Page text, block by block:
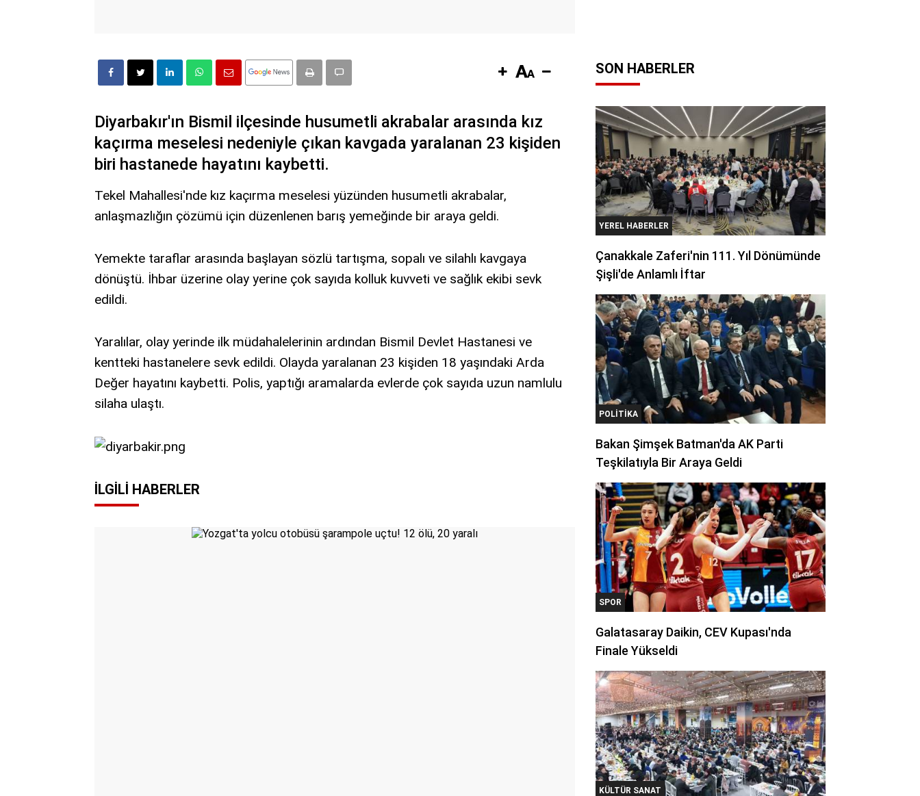
Diyarbakır'ın Bismil ilçesinde husumetli akrabalar arasında kız
kaçırma meselesi nedeniyle çıkan kavgada yaralanan 23 kişiden
biri hastanede hayatını kaybetti.
Tekel Mahallesi'nde kız kaçırma meselesi yüzünden husumetli akrabalar,
anlaşmazlığın çözümü için düzenlenen barış yemeğinde bir araya geldi.
Yemekte taraflar arasında başlayan sözlü tartışma, sopalı ve silahlı kavgaya
dönüştü. İhbar üzerine olay yerine çok sayıda kolluk kuvveti ve sağlık ekibi sevk
edildi.
Yaralılar, olay yerinde ilk müdahalelerinin ardından Bismil Devlet Hastanesi ve
kentteki hastanelere sevk edildi. Olayda yaralanan 23 kişiden 18 yaşındaki Arda
Değer hayatını kaybetti. Polis, yaptığı aramalarda evlerde çok sayıda uzun namlulu
silaha ulaştı.
İLGILI HABERLER
SON HABERLER
YEREL HABERLER
Çanakkale Zaferi'nin 111. Yıl Dönümünde
Şişli'de Anlamlı İftar
POLITIKA
Bakan Şimşek Batman'da AK Parti
Teşkilatıyla Bir Araya Geldi
SPOR
Galatasaray Daikin, CEV Kupası'nda
Finale Yükseldi
KÜLTÜR SANAT